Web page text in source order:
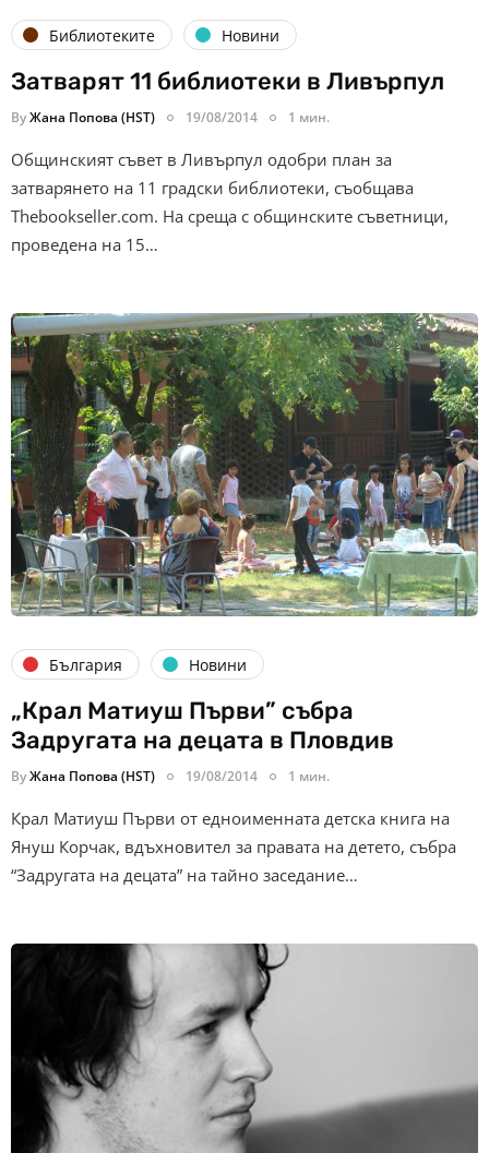
Библиотеките Новини
Затварят 11 библиотеки в Ливърпул
ByЖана Попова (HST) 19/08/2014 1 мин.
Общинският съвет в Ливърпул одобри план за
затварянето на 11 градски библиотеки, съобщава
Thebookseller.com. На среща с общинските съветници,
проведена на 15…
България Новини
„Крал Матиуш Първи” събра
Задругата на децата в Пловдив
ByЖана Попова (HST) 19/08/2014 1 мин.
Крал Матиуш Първи от едноименната детска книга на
Януш Корчак, вдъхновител за правата на детето, събра
“Задругата на децата” на тайно заседание…